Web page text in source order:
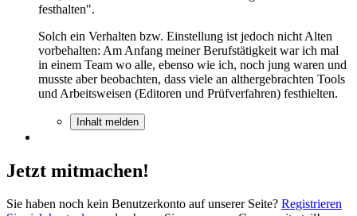
festhalten".
Solch ein Verhalten bzw. Einstellung ist jedoch nicht Alten
vorbehalten: Am Anfang meiner Berufstätigkeit war ich mal
in einem Team wo alle, ebenso wie ich, noch jung waren und
musste aber beobachten, dass viele an althergebrachten Tools
und Arbeitsweisen (Editoren und Prüfverfahren) festhielten.
Inhalt melden
Jetzt mitmachen!
Sie haben noch kein Benutzerkonto auf unserer Seite? Registrieren